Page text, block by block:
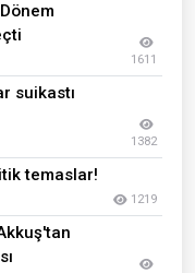
1611
suikastı
1382
temaslar!
1219